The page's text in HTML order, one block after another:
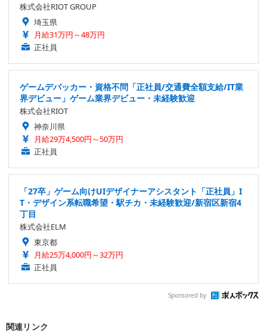
株式会社RIOT GROUP
埼玉県
月給31万円～48万円
正社員
ゲームデバッカー・資格不問「正社員/交通費全額支給/IT業
界デビュー」ゲーム業界デビュー・未経験歓迎
株式会社RIOT
神奈川県
月給29万4,500円～50万円
正社員
「27卒」ゲーム向けUIデザイナーアシスタント「正社員」I
T・デザイン系転職希望・駅チカ・未経験歓迎/新宿区新宿4
丁目
株式会社ELM
東京都
月給25万4,000円～32万円
正社員
Sponsored by
関連リンク